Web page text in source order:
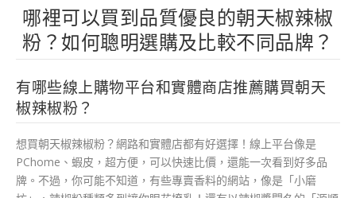
哪裡可以買到品質優良的朝天椒辣椒
粉？如何聰明選購及比較不同品牌？
有哪些線上購物平台和實體商店推薦購買朝天
椒辣椒粉？
想買朝天椒辣椒粉？網路和實體店都有好選擇！線上平台像是
PChome、蝦皮，超方便，可以快速比價，還能一次看到好多品
牌。不過，你可能不知道，有些專賣香料的網站，像是「小磨